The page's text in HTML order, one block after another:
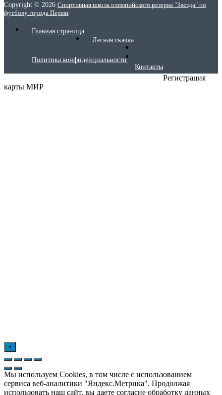
Copyright © 2026 Спортивная школа олимпийского резерва "Звезда" по
футболу города Перми
Главная страница
Лесная сказка
Политика конфиденциальности
Контакты
Регистрация
карты МИР
×
Мы используем Cookies, в том числе с использованием
сервиса веб-аналитики "Яндекс.Метрика". Продолжая
использовать наш сайт, вы даете согласие обработку данных